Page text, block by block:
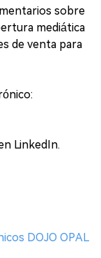
sobre
mediática
de venta para
LinkedIn.
DOJO OPAL